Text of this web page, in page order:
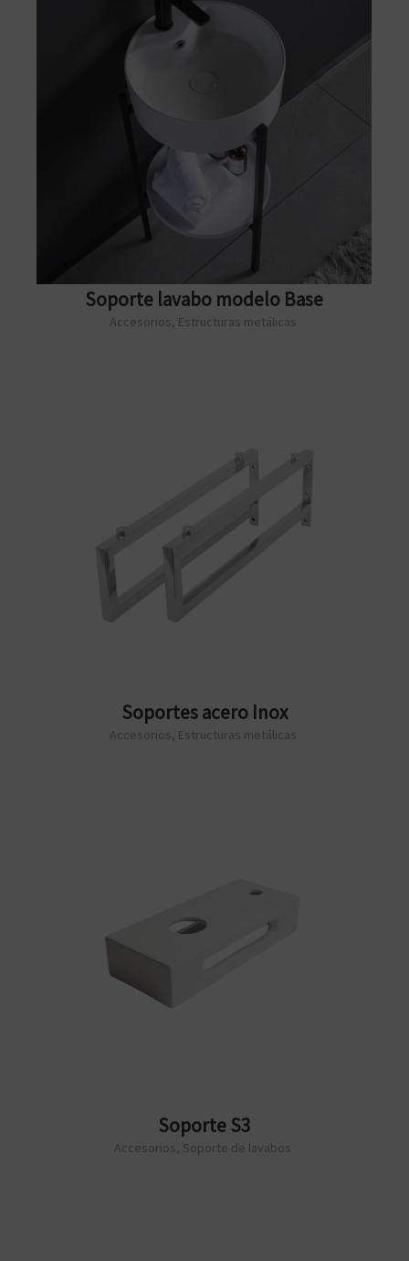
Soporte lavabo modelo Base
Accesorios, Estructuras metálicas
Soportes acero Inox
Accesorios, Estructuras metálicas
Soporte S3
Accesorios, Soporte de lavabos